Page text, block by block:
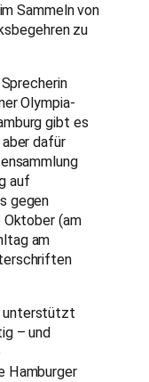
Sammeln von
zu
Olympia-
gibt es
dafür
auf
gegen
(am
am
unterstützt
– und
Hamburger